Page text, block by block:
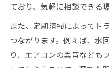
ており、気軽に相談できる
また、定期清掃によってト
つながります。例えば、水
り、エアコンの異音なども